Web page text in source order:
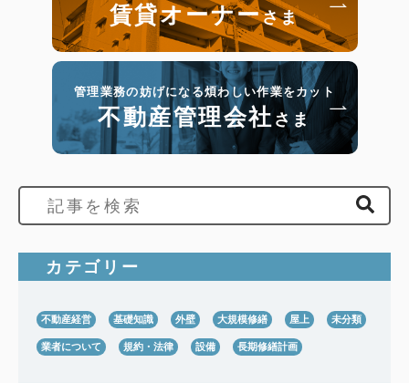
賃貸オーナーさま
管理業務の妨げになる煩わしい作業をカット
不動産管理会社さま
カテゴリー
不動産経営 基礎知識 外壁 大規模修繕 屋上 未分類
業者について 規約・法律 設備 長期修繕計画